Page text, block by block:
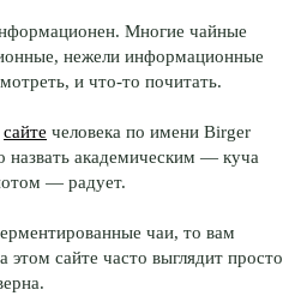
Многие чайные
нежели информационные
и что-то почитать.
сайте человека по имени Birger
назвать академическим — куча
— радует.
чаи, то вам
сайте часто выглядит просто